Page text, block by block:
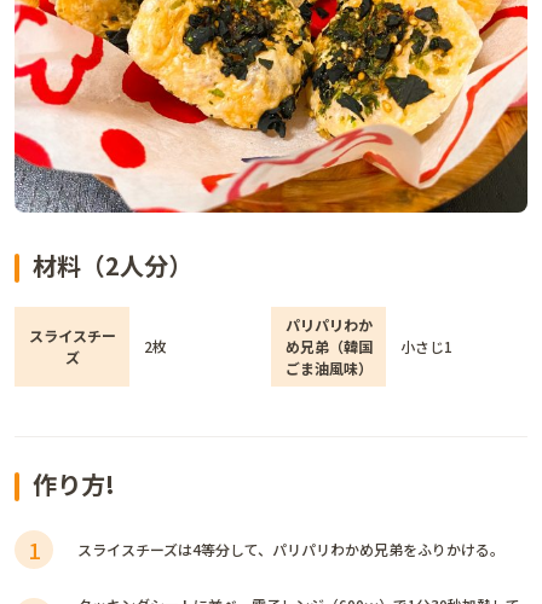
材料（2人分）
スライスチー
ズ
2枚
パリパリわか
め兄弟（韓国
ごま油風味）
小さじ1
作り方!
1 スライスチーズは4等分して、パリパリわかめ兄弟をふりかける。